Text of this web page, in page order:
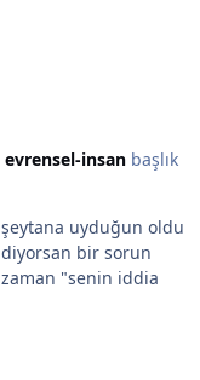
evrensel-insanbaşlık